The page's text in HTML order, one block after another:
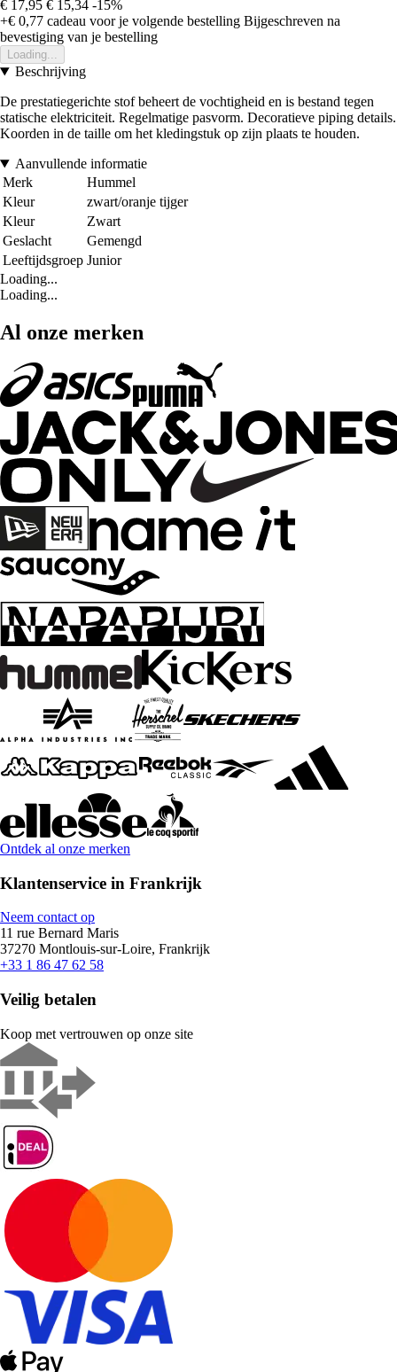
€ 17,95 € 15,34 -15%
+€ 0,77 cadeau voor je volgende bestelling Bijgeschreven na
bevestiging van je bestelling
Loading...
Beschrijving
De prestatiegerichte stof beheert de vochtigheid en is bestand tegen
statische elektriciteit. Regelmatige pasvorm. Decoratieve piping details.
Koorden in de taille om het kledingstuk op zijn plaats te houden.
Aanvullende informatie
Merk
Hummel
Kleur
zwart/oranje tijger
Kleur
Zwart
Geslacht
Gemengd
Leeftijdsgroep Junior
Loading...
Loading...
Al onze merken
Ontdek al onze merken
Klantenservice in Frankrijk
Neem contact op
11 rue Bernard Maris
37270 Montlouis-sur-Loire, Frankrijk
+33 1 86 47 62 58
Veilig betalen
Koop met vertrouwen op onze site